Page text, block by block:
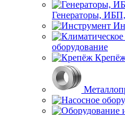
Генераторы,
оборудование